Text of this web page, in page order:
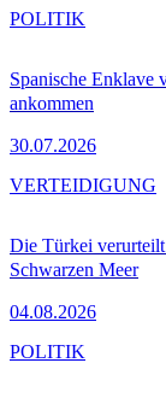
Spanische Enklave
ankommen
30.07.2026
POLITIK
Die Türkei
Schwarzen Meer
04.08.2026
VERTEIDIGUNG
POLITIK